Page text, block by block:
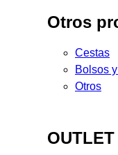
Otros
Cestas
Bolsos
Otros
OUTLET